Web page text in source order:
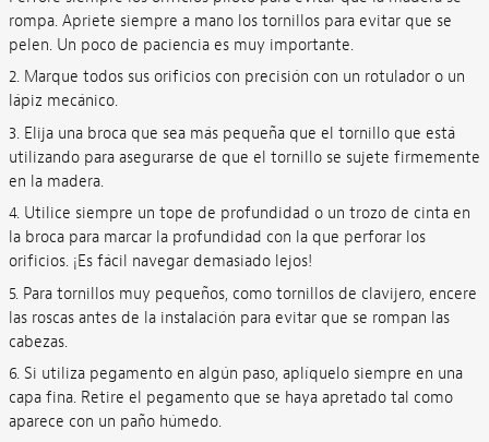
rompa. Apriete siempre a mano los tornillos para evitar que se
pelen. Un poco de paciencia es muy importante.
2. Marque todos sus orificios con precisión con un rotulador o un
lápiz mecánico.
3. Elija una broca que sea más pequeña que el tornillo que está
utilizando para asegurarse de que el tornillo se sujete firmemente
en la madera.
4. Utilice siempre un tope de profundidad o un trozo de cinta en
la broca para marcar la profundidad con la que perforar los
orificios. ¡Es fácil navegar demasiado lejos!
5. Para tornillos muy pequeños, como tornillos de clavijero, encere
las roscas antes de la instalación para evitar que se rompan las
cabezas.
6. Si utiliza pegamento en algún paso, aplíquelo siempre en una
capa fina. Retire el pegamento que se haya apretado tal como
aparece con un paño húmedo.